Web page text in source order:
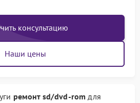
консультацию
Наши цены
ремонт sd/dvd-rom для